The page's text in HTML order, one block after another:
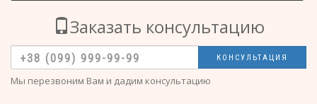
Заказать консультацию
КОНСУЛЬТАЦИЯ
Мы перезвоним Вам и дадим консультацию